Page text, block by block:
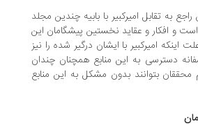
امیرکبیر با بابیه چندین مجلد
و عقاید نخستین پیشگامان این
با ایشان درگیر شده را نیز
به این منابع همچنان چندان
بتوانند بدون مشکل به این منابع